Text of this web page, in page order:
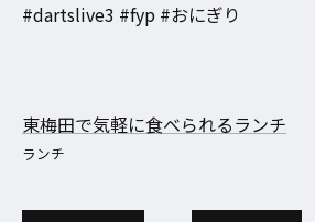
#dartslive3 #fyp #おにぎり
東梅田で気軽に食べられるランチ
ランチ